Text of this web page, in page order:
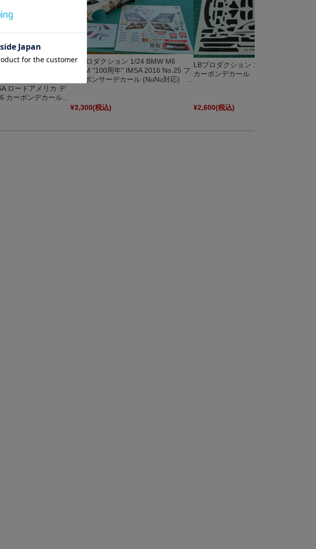
ロードアメリカ デ
カーボンデカール...
LBプロダクション 1/24 BMW M6
GTLM "100周年" IMSA 2016 No.25 フ
ルスポンサーデカール (NuNu対応) ...
¥3,300(税込)
LBプロダクション 1/24 BMW M4 GT3
カーボンデカール LBLBM4CF
¥2,600(税込)